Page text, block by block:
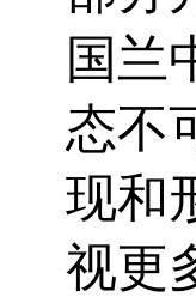
国兰
态不
现和
视更